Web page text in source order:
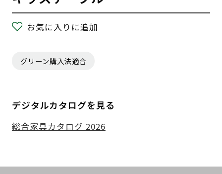
お気に入りに追加
グリーン購入法適合
デジタルカタログを見る
総合家具カタログ 2026